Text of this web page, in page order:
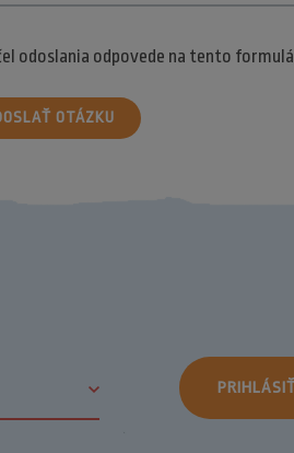
odoslania odpovede na tento
OTÁZKU